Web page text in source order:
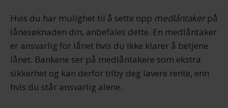
Hvis du har mulighet til å sette opp medlåntakerpå
lånesøknaden din, anbefales dette. En medlåntaker
er ansvarlig for lånet hvis du ikke klarer å betjene
lånet. Bankene ser på medlåntakere som ekstra
sikkerhet og kan derfor tilby deg lavere rente, enn
hvis du står ansvarlig alene.